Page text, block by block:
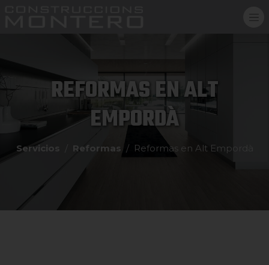
REFORMAS EN ALT
EMPORDÀ
Servicios Reformas Reformas en Alt Empordà